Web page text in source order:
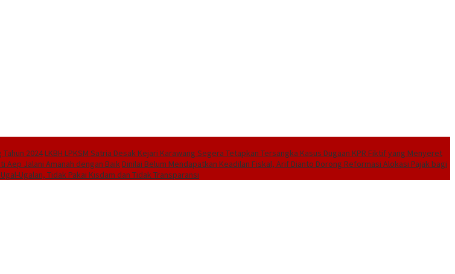
2024LKBH LPKSM Satria Desak Kejari Karawang Segera Tetapkan Tersangka Kasus Dugaan KPR Fiktif yang Menyeret
Aep Jalani Amanah dengan BaikDinilai Belum Mendapatkan Keadilan Fiskal, Arif Dianto Dorong Reformasi Alokasi Pajak bagi
Ugalan, Tidak Pakai Kisdam dan Tidak Transparansi